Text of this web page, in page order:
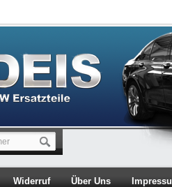
Widerruf Über Uns